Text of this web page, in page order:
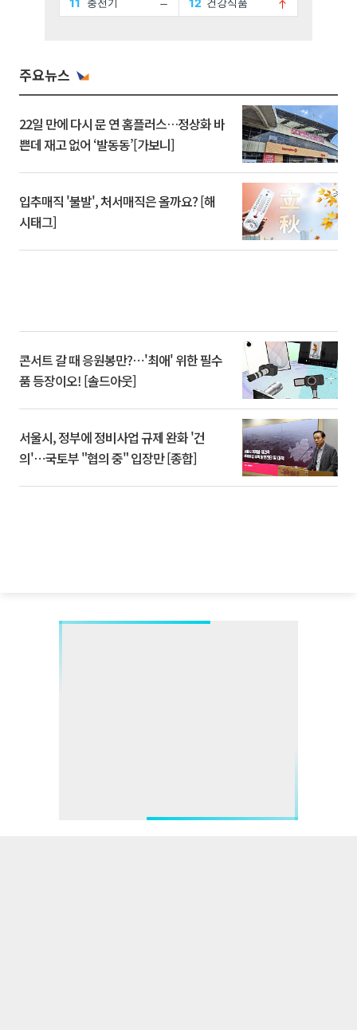
주요뉴스
22일 만에 다시 문 연 홈플러스…정상화 바
쁜데 재고 없어 ‘발동동’[가보니]
입추매직 '불발', 처서매직은 올까요? [해
시태그]
콘서트 갈 때 응원봉만?⋯'최애' 위한 필수
품 등장이오! [솔드아웃]
서울시, 정부에 정비사업 규제 완화 '건
의'⋯국토부 "협의 중" 입장만 [종합]